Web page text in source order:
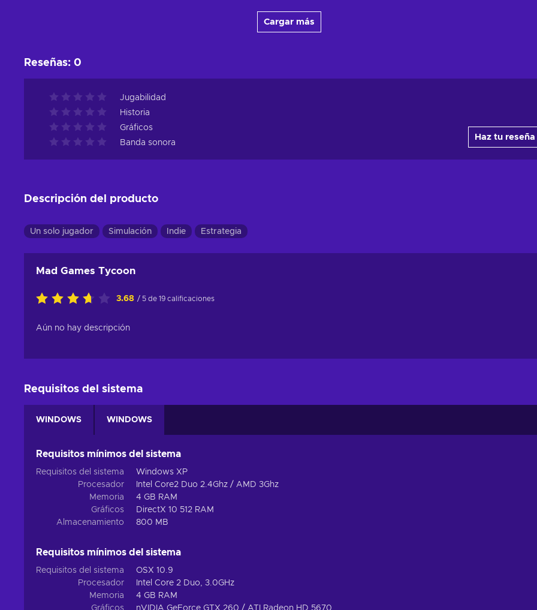
Cargar más
Reseñas: 0
Jugabilidad
Historia
Gráficos
Banda sonora
Haz tu reseña
Descripción del producto
Un solo jugador Simulación Indie Estrategia
Mad Games Tycoon
3.68 / 5 de 19 calificaciones
Aún no hay descripción
Requisitos del sistema
WINDOWS WINDOWS
Requisitos mínimos del sistema
Requisitos del sistema
Windows XP
Procesador
Intel Core2 Duo 2.4Ghz / AMD 3Ghz
Memoria
4 GB RAM
Gráficos
DirectX 10 512 RAM
Almacenamiento
800 MB
Requisitos mínimos del sistema
Requisitos del sistema
OSX 10.9
Procesador
Intel Core 2 Duo, 3.0GHz
Memoria
4 GB RAM
Gráficos
nVIDIA GeForce GTX 260 / ATI Radeon HD 5670